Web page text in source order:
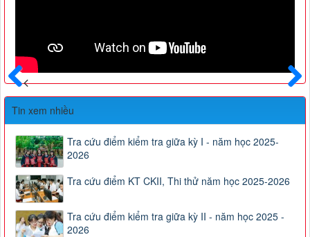
Sau
Trước
Tin xem nhiều
Tra cứu điểm kiểm tra giữa kỳ I - năm học 2025-
2026
Tra cứu điểm KT CKII, Thi thử năm học 2025-2026
Tra cứu điểm kiểm tra giữa kỳ II - năm học 2025 -
2026